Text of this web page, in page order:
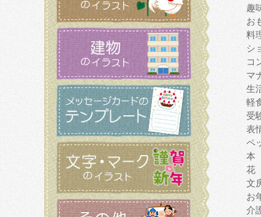
趣
お
料
シ
コ
マ
生
軽
受
表
ペ
本
花
文
お
介